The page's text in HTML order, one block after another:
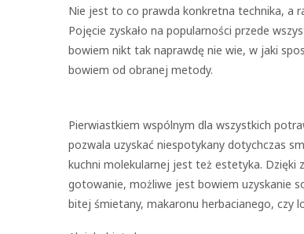
Nie jest to co prawda konkretna technika, a
Pojęcie zyskało na popularności przede
bowiem nikt tak naprawdę nie wie, w jaki
bowiem od obranej metody.
Pierwiastkiem wspólnym dla wszystkich
pozwala uzyskać niespotykany dotychczas
kuchni molekularnej jest też estetyka. Dzięki
gotowanie, możliwe jest bowiem uzyskanie
bitej śmietany, makaronu herbacianego, czy